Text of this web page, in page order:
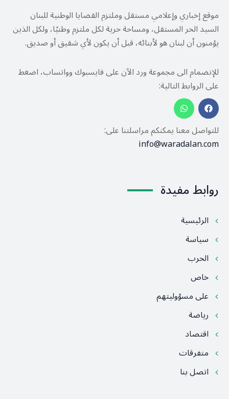
موقع إخباري وإعلامي مستقل وملتزم القضايا الوطنية للبنان
السيد الحر المستقل، ومساحة حرية لكل ملتزم وطنيًا، ولكل الذين
يؤمنون أن لبنان هو لأبنائه، قبل أن يكون لأي شقيق أو صديق.
للإنضمام الى مجموعة ورد الآن على فايسبوك وواتساب، اضغط
على الروابط التالية:
للتواصل معنا يمكنكم مراسلتنا على:
info@waradalan.com
روابط مفيدة
الرئيسية
سياسة
الحرب
خاص
على مسؤوليتهم
رياضة
اقتصاد
متفرقات
اتصل بنا